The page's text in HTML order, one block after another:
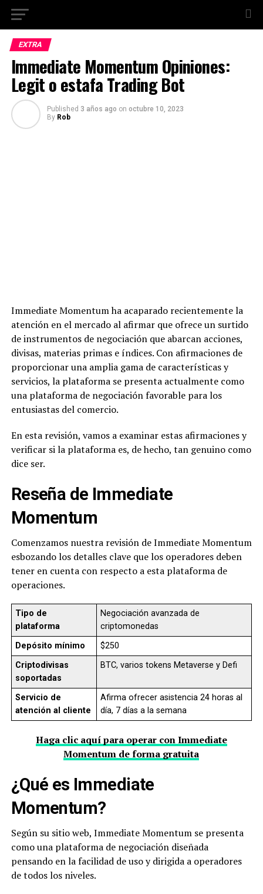
EXTRA
Immediate Momentum Opiniones:
Legit o estafa Trading Bot
Published 3 años ago on octubre 10, 2023
By Rob
Immediate Momentum ha acaparado recientemente la
atención en el mercado al afirmar que ofrece un surtido
de instrumentos de negociación que abarcan acciones,
divisas, materias primas e índices. Con afirmaciones de
proporcionar una amplia gama de características y
servicios, la plataforma se presenta actualmente como
una plataforma de negociación favorable para los
entusiastas del comercio.
En esta revisión, vamos a examinar estas afirmaciones y
verificar si la plataforma es, de hecho, tan genuino como
dice ser.
Reseña de Immediate
Momentum
Comenzamos nuestra revisión de Immediate Momentum
esbozando los detalles clave que los operadores deben
tener en cuenta con respecto a esta plataforma de
operaciones.
Tipo de
plataforma
Negociación avanzada de
criptomonedas
Depósito mínimo
$250
Criptodivisas
soportadas
BTC, varios tokens Metaverse y Defi
Servicio de
atención al cliente
Afirma ofrecer asistencia 24 horas al
día, 7 días a la semana
Haga clic aquí para operar con Immediate
Momentum de forma gratuita
¿Qué es Immediate
Momentum?
Según su sitio web, Immediate Momentum se presenta
como una plataforma de negociación diseñada
pensando en la facilidad de uso y dirigida a operadores
de todos los niveles.